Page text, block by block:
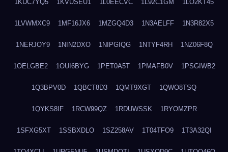
1KUC7YQ5 1KVUSEU1 1L0EECVC 1L92C1GM 1LO2KT45
1LVWMXC9 1MF16JX6 1MZGQ4D3 1N3AELFF 1N3R82X5
1NERJOY9 1NIN2DXO 1NIPGIQG 1NTYF4RH 1NZ06F8Q
1OELGBE2 1OUI6BYG 1PET0A5T 1PMAFB0V 1PSGIWB2
1Q3BPV0D 1QBCT8D3 1QMT9XGT 1QWO8TSQ
1QYKS8IF 1RCW99QZ 1RDUWSSK 1RYOMZPR
1SFXG5XT 1SSBXDLO 1SZ258AV 1T04TFO9 1T3A32QI